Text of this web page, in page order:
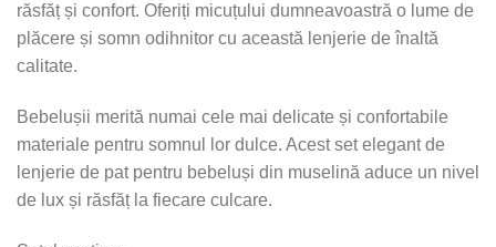
răsfăț și confort. Oferiți micuțului dumneavoastră o lume de
plăcere și somn odihnitor cu această lenjerie de înaltă
calitate.
Bebelușii merită numai cele mai delicate și confortabile
materiale pentru somnul lor dulce. Acest set elegant de
lenjerie de pat pentru bebeluși din muselină aduce un nivel
de lux și răsfăț la fiecare culcare.